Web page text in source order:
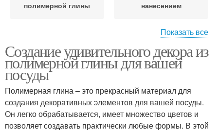
полимерной глины
нанесением
Глины на посуду
полимерной глины
Глины для лепки
Показать все
Создание удивительного декора из
полимерной глины для вашей
посуды
Полимерная глина – это прекрасный материал для
создания декоративных элементов для вашей посуды.
Он легко обрабатывается, имеет множество цветов и
позволяет создавать практически любые формы. В этой